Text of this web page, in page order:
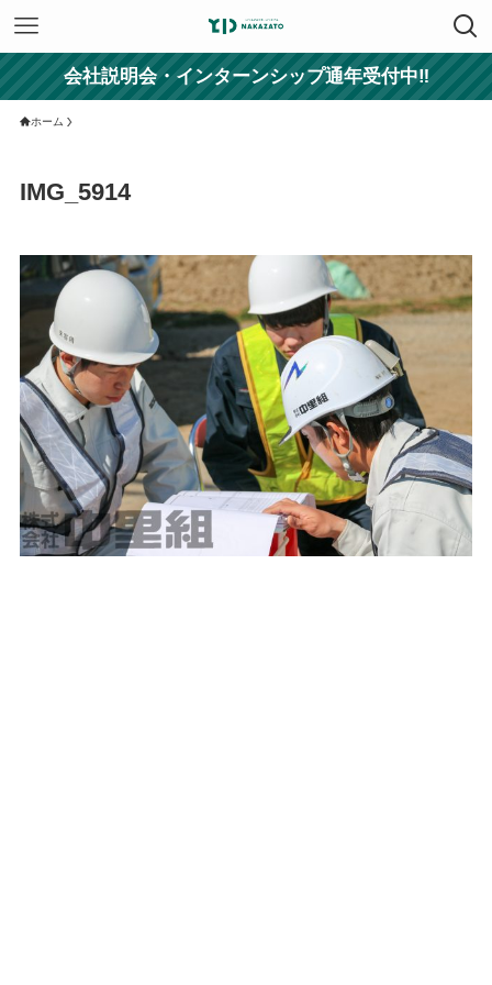
会社説明会・インターンシップ通年受付中‼
ホーム
IMG_5914